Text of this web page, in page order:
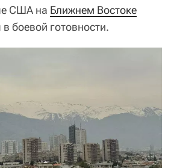
США на Ближнем Востоке
в боевой готовности.